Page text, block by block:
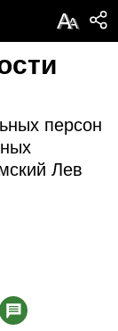
АА
персон
Лев